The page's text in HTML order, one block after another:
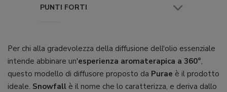
PUNTI FORTI
Per chi alla gradevolezza della diffusione dell'olio essenziale
intende abbinare un'esperienza aromaterapica a 360°,
questo modello di diffusore proposto da Purae è il prodotto
ideale. Snowfall è il nome che lo caratterizza, e deriva dallo